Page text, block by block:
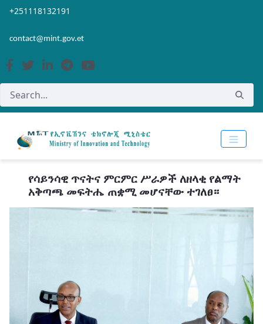
Skip to Main Content
Open Accessibility Menu
+251118132191
contact@mint.gov.et
የሳይንሳዊ ጥናትና ምርምር ሥራዎች ለዘላቂ የልማት
አቅጣጫ መፍትሔ ጠቋሚ መሆናቸው ተገለፀ።